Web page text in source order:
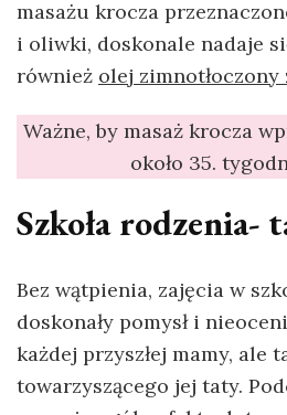
masażu krocza
i oliwki, doskonale nadaje
również olej zimnotłoczony
Ważne, by masaż krocza
około 35.
Szkoła rodzenia-
Bez wątpienia, zajęcia w
doskonały pomysł i
każdej przyszłej mamy, ale
towarzyszącego jej taty.